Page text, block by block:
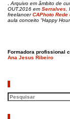
Arquivo em âmbito de
OUT.2016 em Serralves
freelancerCAPhoto
aula conceito “Happy
Formadora profissional
Ana Jesus Ribeiro